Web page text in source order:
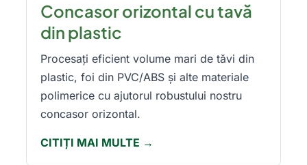
Concasor orizontal cu tavă
din plastic
Procesați eficient volume mari de tăvi din
plastic, foi din PVC/ABS și alte materiale
polimerice cu ajutorul robustului nostru
concasor orizontal.
CITIȚI MAI MULTE →